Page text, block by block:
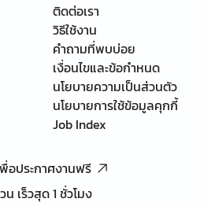
ติดต่อเรา
วิธีใช้งาน
คำถามที่พบบ่อย
เงื่อนไขและข้อกำหนด
นโยบายความเป็นส่วนตัว
นโยบายการใช้ข้อมูลคุกกี้
Job Index
พื่อประกาศงานฟรี
เร็วสุด 1 ชั่วโมง